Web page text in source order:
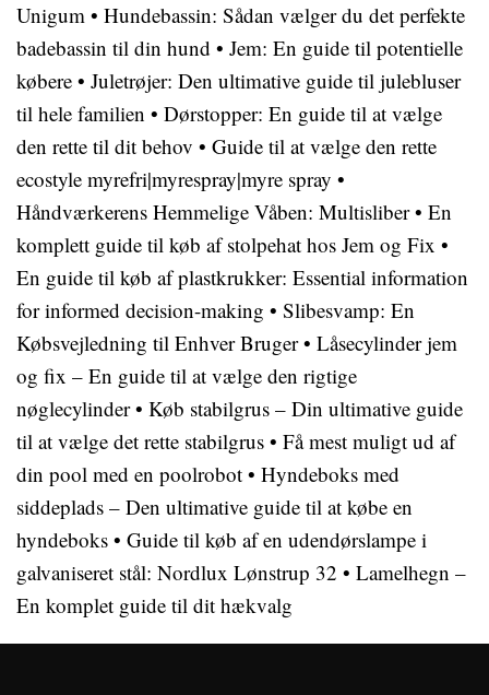
Unigum • Hundebassin: Sådan vælger du det perfekte
badebassin til din hund • Jem: En guide til potentielle
købere • Juletrøjer: Den ultimative guide til julebluser
til hele familien • Dørstopper: En guide til at vælge
den rette til dit behov • Guide til at vælge den rette
ecostyle myrefri|myrespray|myre spray •
Håndværkerens Hemmelige Våben: Multisliber• En
komplett guide til køb af stolpehat hos Jem og Fix •
En guide til køb af plastkrukker: Essential information
for informed decision-making • Slibesvamp: En
Købsvejledning til Enhver Bruger• Låsecylinder jem
og fix – En guide til at vælge den rigtige
nøglecylinder• Køb stabilgrus – Din ultimative guide
til at vælge det rette stabilgrus • Få mest muligt ud af
din pool med en poolrobot • Hyndeboks med
siddeplads – Den ultimative guide til at købe en
hyndeboks • Guide til køb af en udendørslampe i
galvaniseret stål: Nordlux Lønstrup 32 • Lamelhegn –
En komplet guide til dit hækvalg